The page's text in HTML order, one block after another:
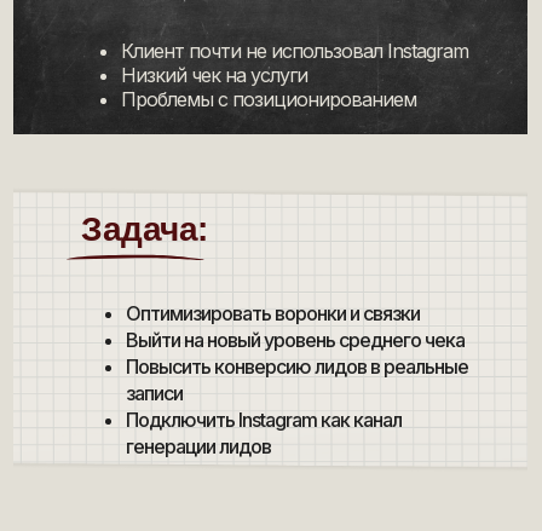
Клиент почти не использовал Instagram
Низкий чек на услуги
Проблемы с позиционированием
Задача:
Оптимизировать воронки и связки
Выйти на новый уровень среднего чека
Повысить конверсию лидов в реальные
записи
Подключить Instagram как канал
генерации лидов